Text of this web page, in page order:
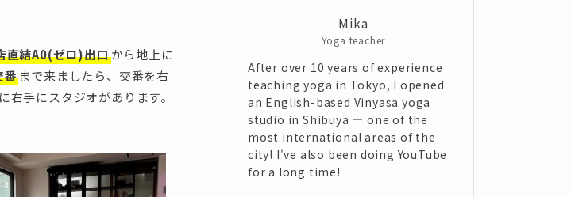
直結A0(ゼロ)出口から地上に
番 まで来ましたら、交番を右
手にスタジオがあります。
Mika
Yoga teacher
After over 10 years of experience
teaching yoga in Tokyo, I opened
an English-based Vinyasa yoga
studio in Shibuya — one of the
most international areas of the
city! I've also been doing YouTube
for a long time!